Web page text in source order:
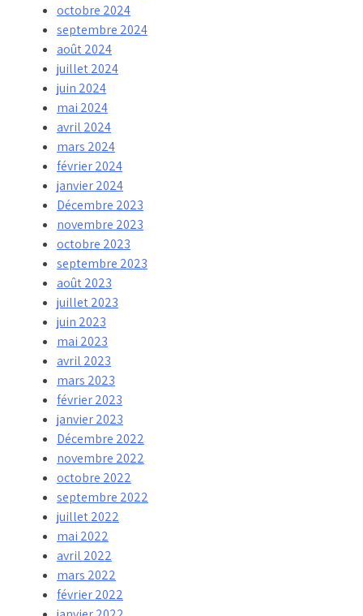
octobre 2024
septembre 2024
août 2024
juillet 2024
juin 2024
mai 2024
avril 2024
mars 2024
février 2024
janvier 2024
Décembre 2023
novembre 2023
octobre 2023
septembre 2023
août 2023
juillet 2023
juin 2023
mai 2023
avril 2023
mars 2023
février 2023
janvier 2023
Décembre 2022
novembre 2022
octobre 2022
septembre 2022
juillet 2022
mai 2022
avril 2022
mars 2022
février 2022